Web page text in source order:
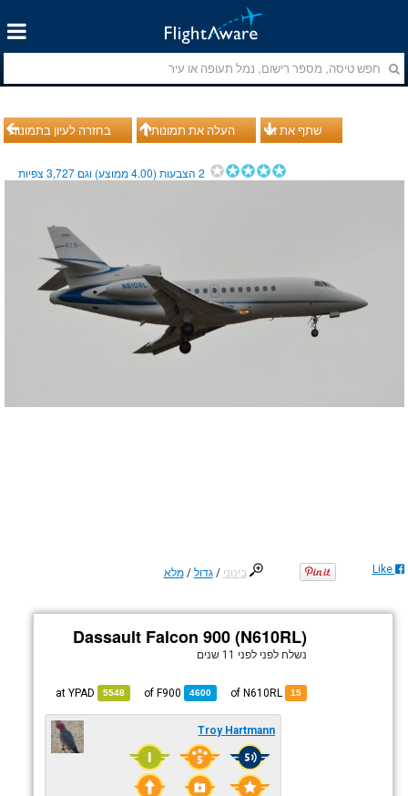
בחזרה לעיון בתמונות העלה את תמונותיך שתף את זה
2הצבעות (4.00ממוצע) וגם 3,727צפיות
בינוני /גדול /מלא Like
Dassault Falcon 900 (N610RL)
נשלח לפני לפני 11 שנים
15
4600
F900
5548
YPAD
Troy Hartmann